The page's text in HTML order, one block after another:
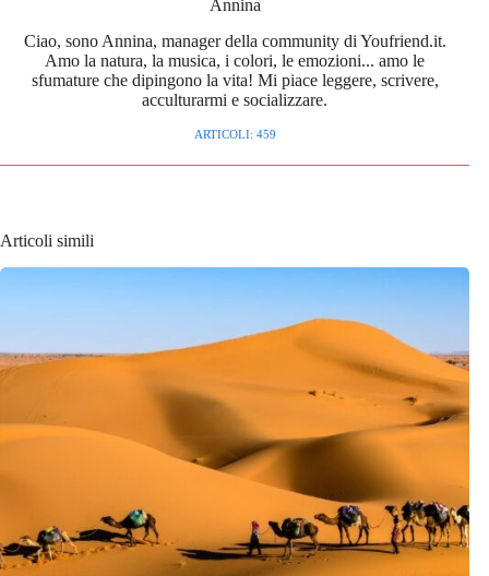
Annina
Ciao, sono Annina, manager della community di Youfriend.it.
Amo la natura, la musica, i colori, le emozioni... amo le
sfumature che dipingono la vita! Mi piace leggere, scrivere,
acculturarmi e socializzare.
ARTICOLI: 459
Articoli simili